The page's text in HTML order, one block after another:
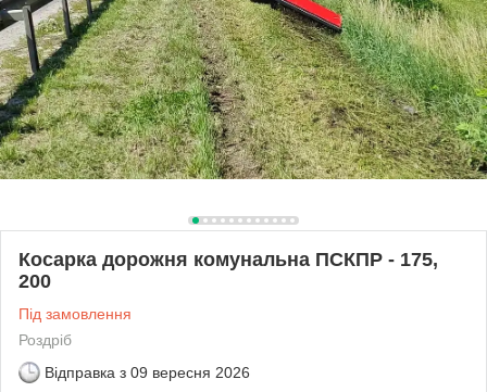
Косарка дорожня комунальна ПСКПР - 175,
200
Під замовлення
Роздріб
Відправка з 09 вересня 2026